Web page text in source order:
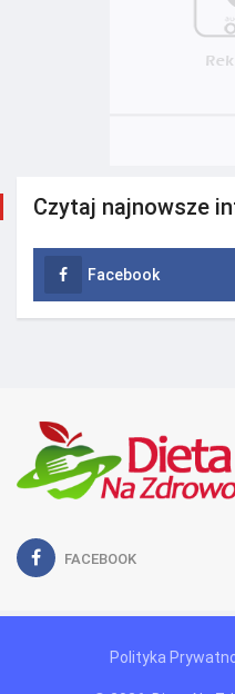
Czytaj najnowsze
Facebook
FACEBOOK
Polityka